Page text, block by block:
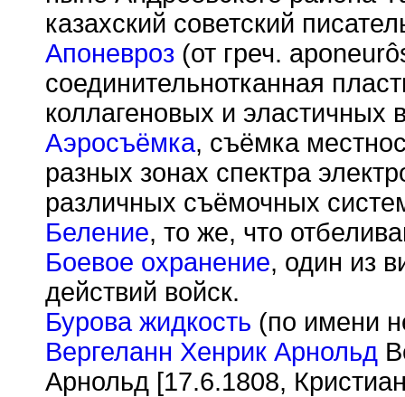
казахский советский
Апоневроз (от греч. aponeurô
соединительнотканная
коллагеновых и эластичных
Аэросъёмка, съёмка
разных зонах спектра
различных съёмочных
Беление, то же, что
Боевое охранение, один из
действий войск.
Бурова жидкость (по имени
Вергеланн Хенрик Арнольд
Арнольд [17.6.1808,